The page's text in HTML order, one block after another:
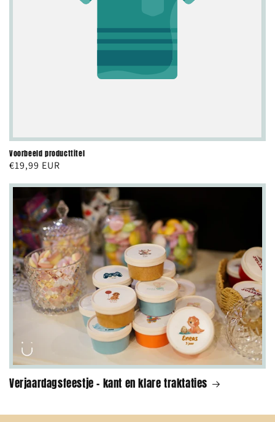
Voorbeeld producttitel
Normale
€19,99 EUR
Verjaardagsfeestje - kant en klare traktaties